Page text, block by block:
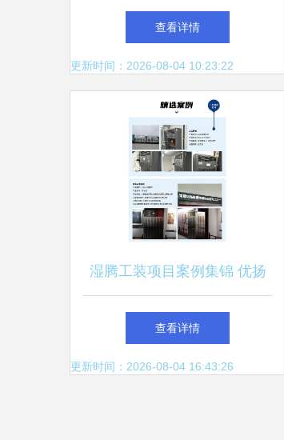
的创新之路
查看详情
更新时间：2026-08-04 10:23:22
湿腾工装项目案例集锦 优扬
远腾，实力见证
查看详情
更新时间：2026-08-04 16:43:26